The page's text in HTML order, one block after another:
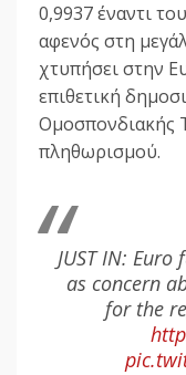
0,9937 έναντι
αφενός στη
χτυπήσει στην
επιθετική
Ομοσπονδιακής
πληθωρισμού.
JUST IN:
as concern
for the